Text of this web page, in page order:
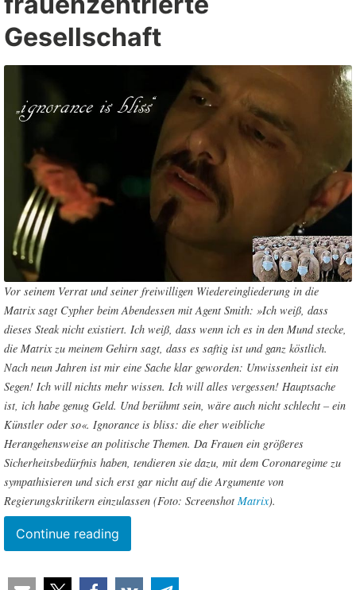
Gesellschaft
Vor seinem Verrat und seiner freiwilligen Wiedereingliederung in die
Matrix sagt Cypher beim Abendessen mit Agent Smith: »Ich weiß, dass
dieses Steak nicht existiert. Ich weiß, dass wenn ich es in den Mund stecke,
die Matrix zu meinem Gehirn sagt, dass es saftig ist und ganz köstlich.
Nach neun Jahren ist mir eine Sache klar geworden: Unwissenheit ist ein
Segen! Ich will nichts mehr wissen. Ich will alles vergessen! Hauptsache
ist, ich habe genug Geld. Und berühmt sein, wäre auch nicht schlecht – ein
Künstler oder so«. Ignorance is bliss: die eher weibliche
Herangehensweise an politische Themen. Da Frauen ein größeres
Sicherheitsbedürfnis haben, tendieren sie dazu, mit dem Coronaregime zu
sympathisieren und sich erst gar nicht auf die Argumente von
Regierungskritikern einzulassen (Foto: ScreenshotMatrix).
Continue reading
Corona-
Diktatur